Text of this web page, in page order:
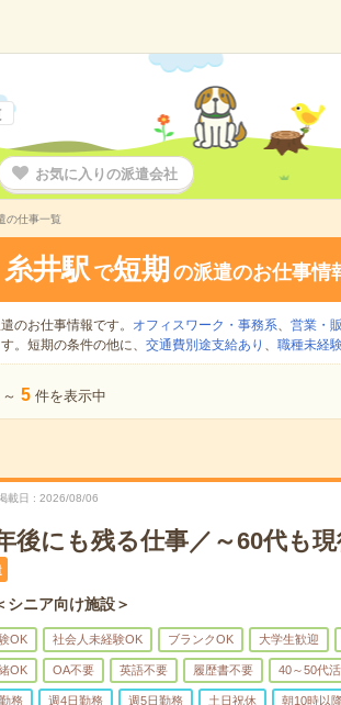
お気に入りの派遣会社
の仕事一覧
糸井駅 で短期 の派遣のお仕事情
のお仕事情報です。 オフィスワーク・事務系、 営業・
。短期の条件の他に、 交通費別途支給あり 、 職種未経
～ 5 件を表示中
載日 2026/08/06
後にも残る仕事／～60代も
シニア向け施設＞
OK 社会人未経験OK ブランクOK 大学生歓迎
OK OA不要 英語不要 履歴書不要 40～50代
務 週4日勤務 週5日勤務 土日祝休 朝10時以